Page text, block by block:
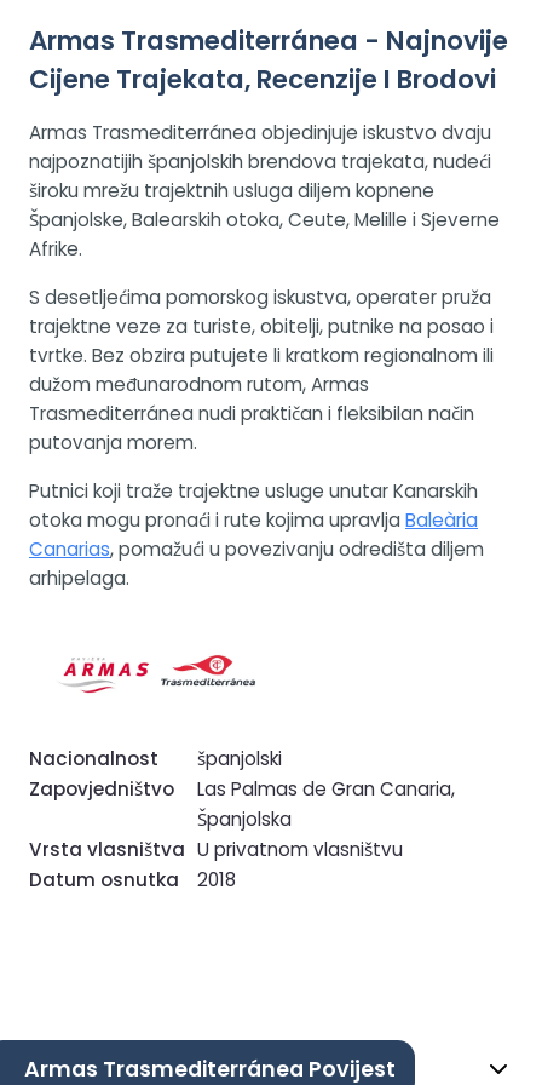
Armas Trasmediterránea - Najnovije
Cijene Trajekata, Recenzije I Brodovi
Armas Trasmediterránea objedinjuje iskustvo dvaju
najpoznatijih španjolskih brendova trajekata, nudeći
široku mrežu trajektnih usluga diljem kopnene
Španjolske, Balearskih otoka, Ceute, Melille i Sjeverne
Afrike.
S desetljećima pomorskog iskustva, operater pruža
trajektne veze za turiste, obitelji, putnike na posao i
tvrtke. Bez obzira putujete li kratkom regionalnom ili
dužom međunarodnom rutom, Armas
Trasmediterránea nudi praktičan i fleksibilan način
putovanja morem.
Putnici koji traže trajektne usluge unutar Kanarskih
otoka mogu pronaći i rute kojima upravlja Baleària
Canarias, pomažući u povezivanju odredišta diljem
arhipelaga.
Nacionalnost
španjolski
Zapovjedništvo
Las Palmas de Gran Canaria,
Španjolska
Vrsta vlasništva U privatnom vlasništvu
Datum osnutka
2018
Armas Trasmediterránea Povijest